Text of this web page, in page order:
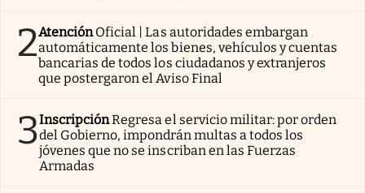
2AtenciónOficial | Las autoridades embargan
automáticamente los bienes, vehículos y cuentas
bancarias de todos los ciudadanos y extranjeros
que postergaron el Aviso Final
3InscripciónRegresa el servicio militar: por orden
del Gobierno, impondrán multas a todos los
jóvenes que no se inscriban en las Fuerzas
Armadas